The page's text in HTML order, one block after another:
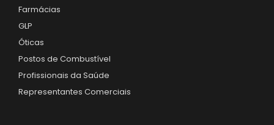
Farmácias
GLP
Óticas
Postos de Combustível
Profissionais da Saúde
Representantes Comerciais